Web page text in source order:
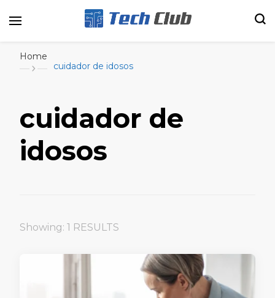
Home
cuidador de idosos
cuidador de
idosos
Showing: 1 RESULTS